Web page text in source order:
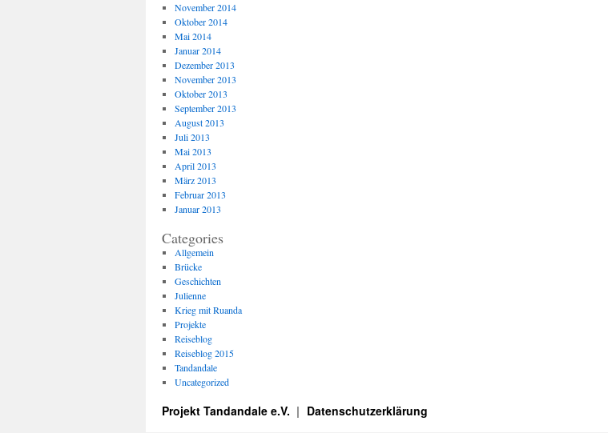
November 2014
Oktober 2014
Mai 2014
Januar 2014
Dezember 2013
November 2013
Oktober 2013
September 2013
August 2013
Juli 2013
Mai 2013
April 2013
März 2013
Februar 2013
Januar 2013
Categories
Allgemein
Brücke
Geschichten
Julienne
Krieg mit Ruanda
Projekte
Reiseblog
Reiseblog 2015
Tandandale
Uncategorized
Projekt Tandandale e.V. Datenschutzerklärung